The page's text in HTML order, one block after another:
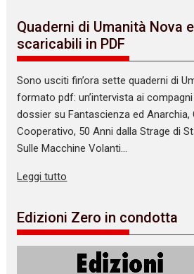
Quaderni di Umanità Nova
scaricabili in PDF
Sono usciti fin’ora sette quaderni di
formato pdf: un’intervista ai
dossier su Fantascienza ed Anarchia,
Cooperativo, 50 Anni dalla Strage di
Sulle Macchine Volanti…
Leggi tutto
Edizioni Zero in condotta